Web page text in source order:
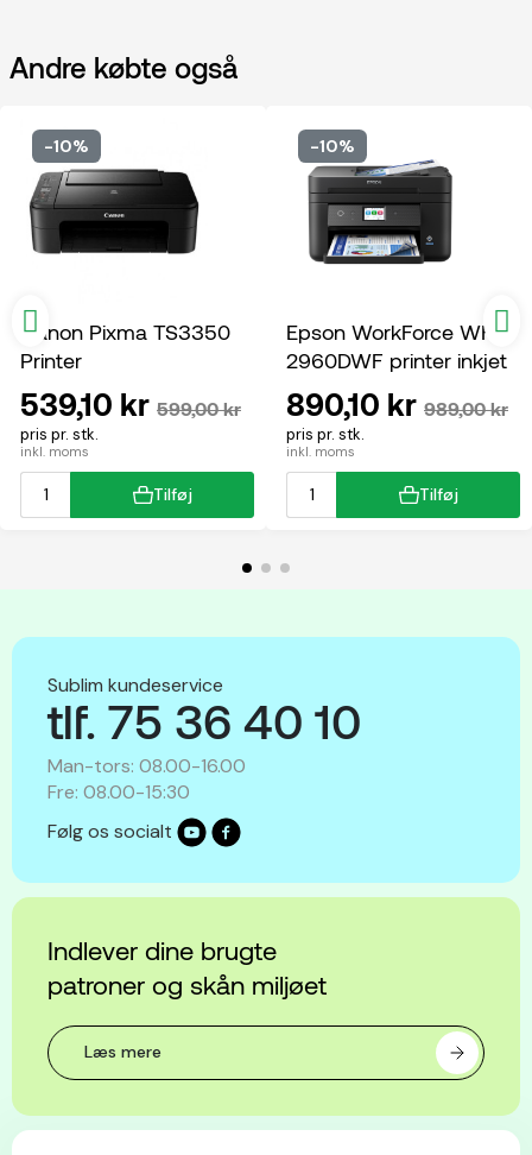
Andre købte også
-10%
Canon Pixma TS3350
Printer
pris pr. stk.
inkl. moms
539,10 kr 599,00 kr
Tilføj
-10%
Epson WorkForce WF-
2960DWF printer inkjet
multifunktion
pris pr. stk.
inkl. moms
890,10 kr 989,00 kr
Tilføj
Sublim kundeservice
tlf. 75 36 40 10
Man-tors: 08.00-16.00
Fre: 08.00-15:30
Følg os socialt
Indlever dine brugte
patroner og skån miljøet
Læs mere